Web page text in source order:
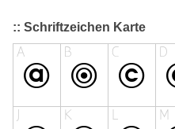
:: Schriftzeichen Karte